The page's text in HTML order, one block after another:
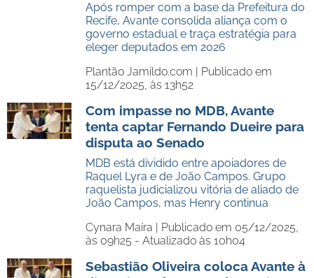
Após romper com a base da Prefeitura do
Recife, Avante consolida aliança com o
governo estadual e traça estratégia para
eleger deputados em 2026
Plantão Jamildo.com | Publicado em
15/12/2025, às 13h52
Com impasse no MDB, Avante
tenta captar Fernando Dueire para
disputa ao Senado
MDB está dividido entre apoiadores de
Raquel Lyra e de João Campos. Grupo
raquelista judicializou vitória de aliado de
João Campos, mas Henry continua
Cynara Maíra | Publicado em 05/12/2025,
às 09h25 - Atualizado às 10h04
Sebastião Oliveira coloca Avante à